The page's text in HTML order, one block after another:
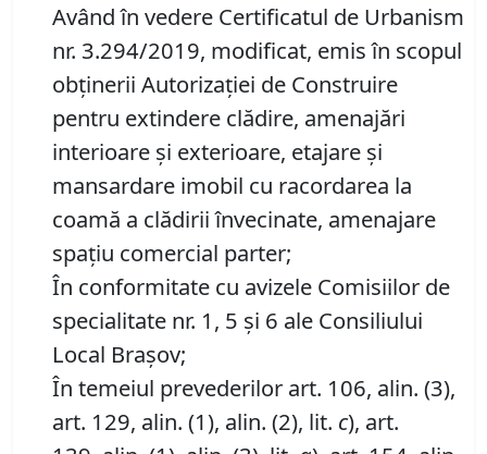
Având în vedere Certificatul de Urbanism
nr. 3.294/2019, modificat, emis în scopul
obținerii Autorizației de Construire
pentru extindere clădire, amenajări
interioare şi exterioare, etajare şi
mansardare imobil cu racordarea la
coamă a clădirii învecinate, amenajare
spaţiu comercial parter;
În conformitate cu avizele Comisiilor de
specialitate nr. 1, 5 și 6 ale Consiliului
Local Brașov;
În temeiul prevederilor art. 106, alin. (3),
art. 129, alin. (1), alin. (2), lit. c), art.